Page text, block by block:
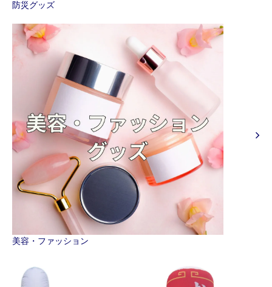
防災グッズ
美容・ファッション